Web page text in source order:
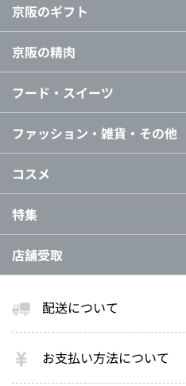
京阪のギフト
京阪の精肉
フード・スイーツ
ファッション・雑貨・その他
コスメ
特集
店舗受取
配送について
お支払い方法について